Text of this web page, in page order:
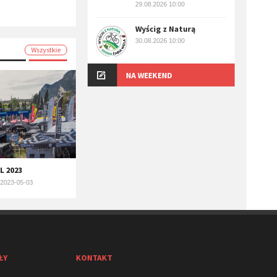
Wszystkie
2023
2023-05-03
29.08.2026 10:00
Wyścig z Naturą
30.08.2026 10:00
NA WEEKEND
KONTAKT